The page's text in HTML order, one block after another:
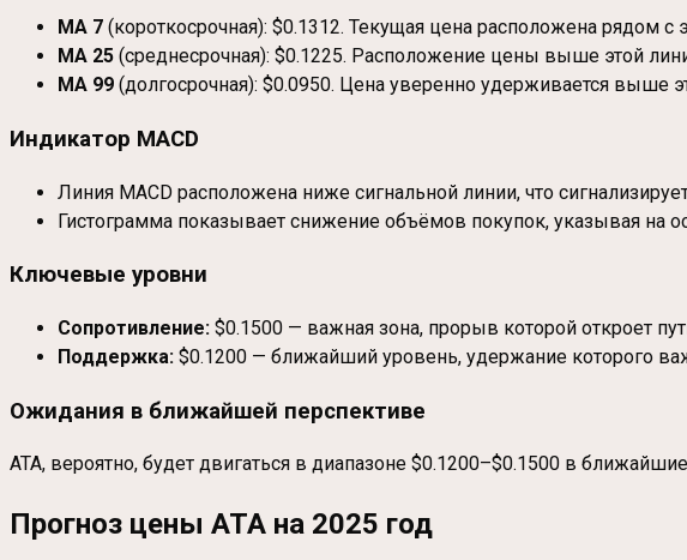
MA 7 (короткосрочная): $0.1312. Текущая цена расположена рядом
MA 25 (среднесрочная): $0.1225. Расположение цены выше этой
MA 99 (долгосрочная): $0.0950. Цена уверенно удерживается выше
Индикатор MACD
Линия MACD расположена ниже сигнальной линии, что
Гистограмма показывает снижение объёмов покупок, указывая на
Ключевые уровни
Сопротивление: $0.1500 — важная зона, прорыв которой откроет
Поддержка: $0.1200 — ближайший уровень, удержание которого
Ожидания в ближайшей перспективе
ATA, вероятно, будет двигаться в диапазоне $0.1200–$0.1500 в
Прогноз цены ATA на 2025 год